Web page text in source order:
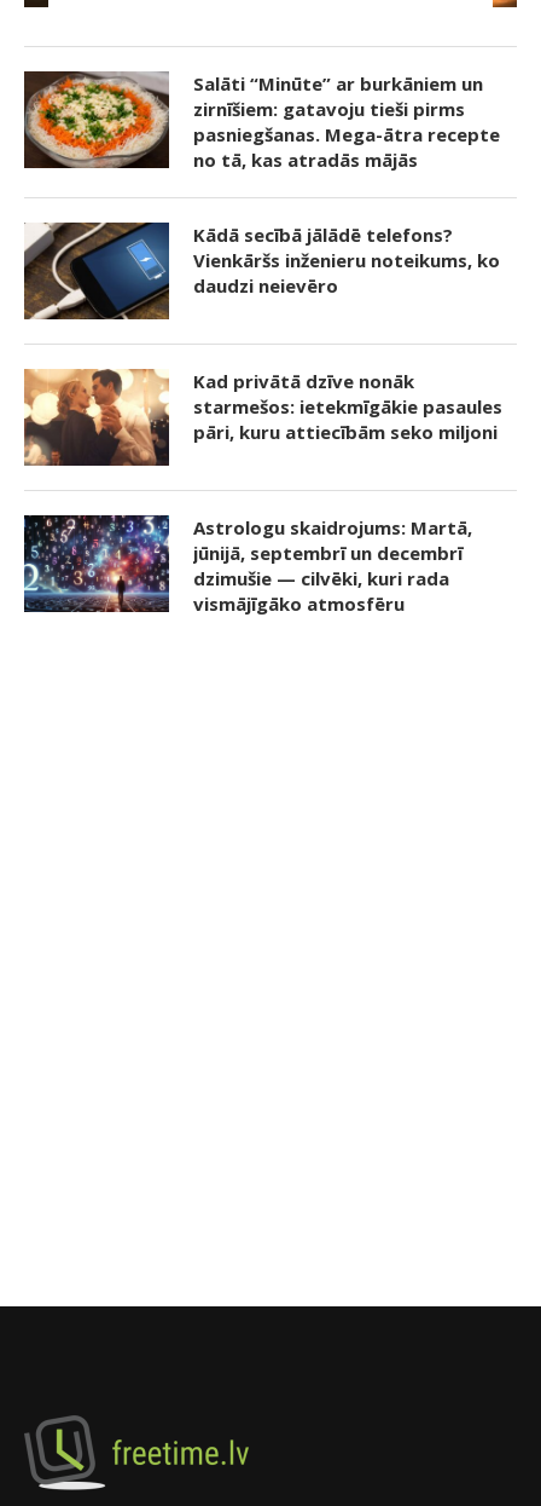
Salāti “Minūte” ar burkāniem un
zirnīšiem: gatavoju tieši pirms
pasniegšanas. Mega-ātra recepte
no tā, kas atradās mājās
Kādā secībā jālādē telefons?
Vienkāršs inženieru noteikums, ko
daudzi neievēro
Kad privātā dzīve nonāk
starmešos: ietekmīgākie pasaules
pāri, kuru attiecībām seko miljoni
Astrologu skaidrojums: Martā,
jūnijā, septembrī un decembrī
dzimušie — cilvēki, kuri rada
vismājīgāko atmosfēru